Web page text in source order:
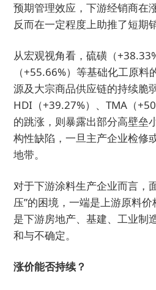
预期管理效应，下游经销商在
反而在一定程度上助推了短期
从宏观视角看，硫磺（
（+55.66%）等基础化工原
源及大宗商品供应链的持续脆
HDI（+39.27%）、TMA（
的跳涨，则暴露出部分高壁垒
构性缺陷，一旦主产企业检修
地带。
对于下游涂料生产企业而言，
压”的困境，一端是上游原料
是下游房地产、基建、工业制
和与不确定。
涨价能否持续？